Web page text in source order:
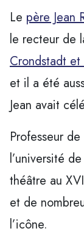
Le père Jean
le recteur de
Crondstadt
et il a été
Jean avait
Professeur
l’université
théâtre au
et de
l’icône.